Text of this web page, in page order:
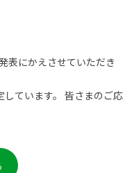
表にかえさせていただき
ています。 皆さまのご応